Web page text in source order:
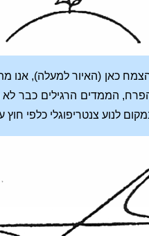
כאן (האיור למעלה), אנו
הממדים הרגילים כבר
צנטריפוגלי כלפי חוץ